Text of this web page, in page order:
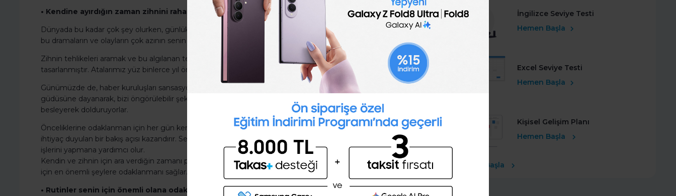
28 günlük kişisel gelişim planını
oluşturmak ister misin ?
• Kendine ayırdığın zaman zihnini rahatlatır.
Dünyada bu kadar çok şey olurken, günlük yaşamın dramına ve korkularına kapılmak kolaydır. Gerçek şu ki,
bu dramaların ve olayların çok azının senin üzerinde gerçek bir etkisi vardır.
Zihnin tehlikeleri aramak ve bu algılanan tehlikeleri gerçekte olduğundan daha önemli göstermek için
tasarlanmıştır. Atalarımız yüz binlerce yıl önce bozkırlarda bu şekilde hayatta kaldı.
Günümüzde de, haber kuruluşları sansasyonel haberlerin sattığını keşfetti. Ve insanların kendini koruma iç
güdüsüne dayanarak, bizi öngörülebilir şekillerde tepki vermemizi sağlayan korkutucu hikayelerle
besleyerek dolduruyorlar.
Önceliklerine odaklanman için her gün kendine biraz zaman ayırman, bu değişken dünyada sana, çok
ihtiyaç duyulan bir bakış açısı kazandırır. Senin için öncelik arz etmeyen şeylere kapılmadan, en önemli
işlerini yapmana yardımcı olur.
Kendin ve zihnin için ara verdiğin zamanı planlamak çok önemlidir. Bu seni, burada ve şimdi olana, senin
için en önemli şeylere odaklanmanı sağlar.
• Rutinler senin için önemli olana odaklanmanı sağlar.
İngilizce Seviye Testi
Hemen Başla
Excel Seviye Testi
Hemen Başla
Kişisel Gelişim Planı
Hemen Başla
Ücretsiz Başla